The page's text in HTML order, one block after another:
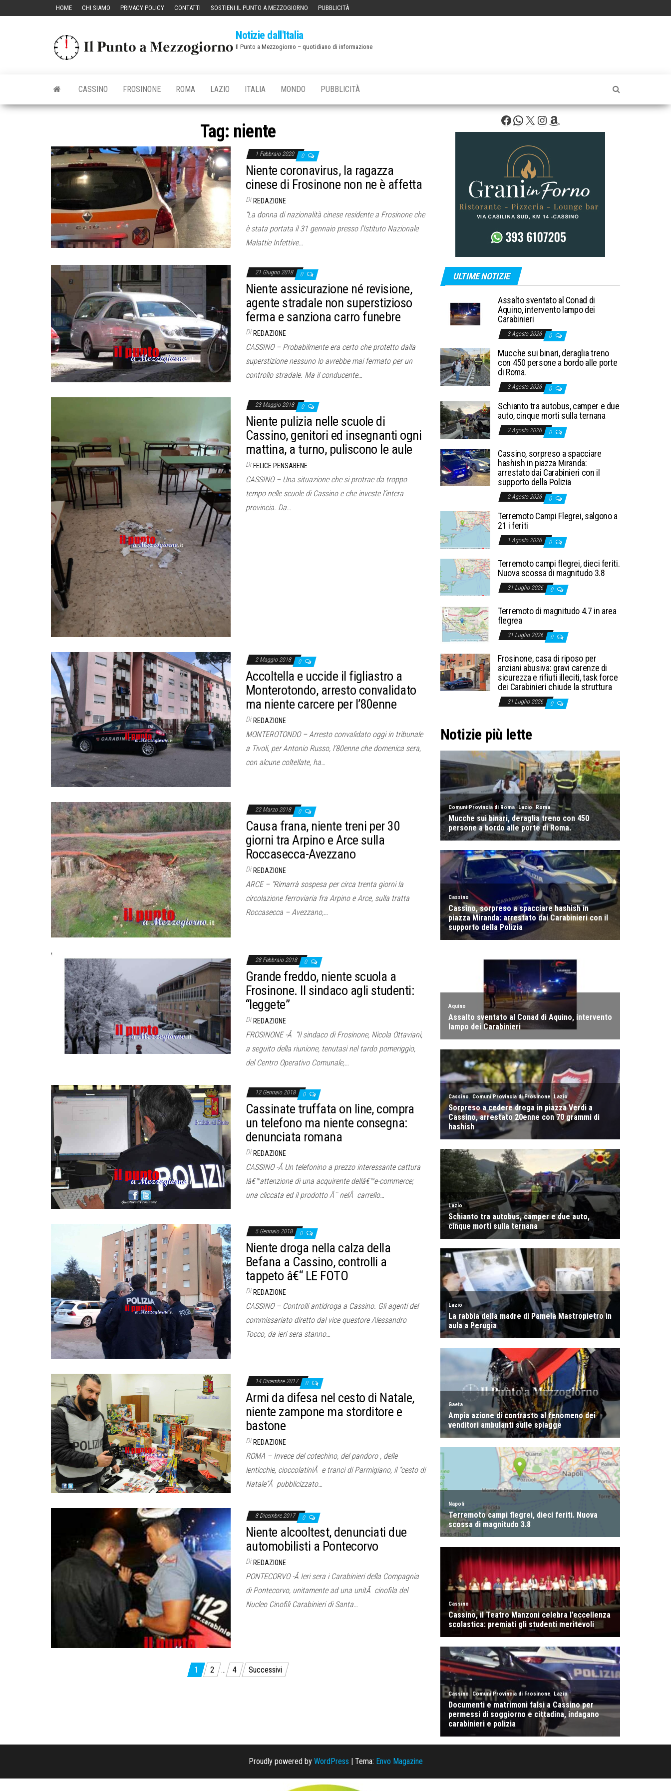
HOME CHI SIAMO PRIVACY POLICY CONTATTI SOSTIENI IL PUNTO A MEZZOGIORNO PUBBLICITÀ
Notizie dall'Italia
Il Punto a Mezzogiorno – quotidiano di informazione
CASSINO FROSINONE ROMA LAZIO ITALIA MONDO PUBBLICITÀ
Tag: niente
1 Febbraio 2020 0
Niente coronavirus, la ragazza
cinese di Frosinone non ne è affetta
Di REDAZIONE
“La donna di nazionalità cinese residente a Frosinone che
è stata portata il 31 gennaio presso l’Istituto Nazionale
Malattie Infettive…
21 Giugno 2018 0
Niente assicurazione né revisione,
agente stradale non superstizioso
ferma e sanziona carro funebre
Di REDAZIONE
CASSINO – Probabilmente era certo che protetto dalla
superstizione nessuno lo avrebbe mai fermato per un
controllo stradale. Ma il conducente…
23 Maggio 2018 0
Niente pulizia nelle scuole di
Cassino, genitori ed insegnanti ogni
mattina, a turno, puliscono le aule
Di FELICE PENSABENE
CASSINO – Una situazione che si protrae da troppo
tempo nelle scuole di Cassino e che investe l’intera
provincia. Da…
2 Maggio 2018 0
Accoltella e uccide il figliastro a
Monterotondo, arresto convalidato
ma niente carcere per l’80enne
Di REDAZIONE
MONTEROTONDO – Arresto convalidato oggi in tribunale
a Tivoli, per Antonio Russo, l’80enne che domenica sera,
con alcune coltellate, ha…
22 Marzo 2018 0
Causa frana, niente treni per 30
giorni tra Arpino e Arce sulla
Roccasecca-Avezzano
Di REDAZIONE
ARCE – “Rimarrà sospesa per circa trenta giorni la
circolazione ferroviaria fra Arpino e Arce, sulla tratta
Roccasecca – Avezzano,…
28 Febbraio 2018 0
Grande freddo, niente scuola a
Frosinone. Il sindaco agli studenti:
“leggete”
Di REDAZIONE
FROSINONE -Â “Il sindaco di Frosinone, Nicola Ottaviani,
a seguito della riunione, tenutasi nel tardo pomeriggio,
del Centro Operativo Comunale,…
12 Gennaio 2018 0
Cassinate truffata on line, compra
un telefono ma niente consegna:
denunciata romana
Di REDAZIONE
CASSINO -Â Un telefonino a prezzo interessante cattura
lâ€™attenzione di una acquirente dellâ€™e-commerce;
una cliccata ed il prodotto Ã¨ nelÂ carrello…
5 Gennaio 2018 0
Niente droga nella calza della
Befana a Cassino, controlli a
tappeto â€“ LE FOTO
Di REDAZIONE
CASSINO – Controlli antidroga a Cassino. Gli agenti del
commissariato diretto dal vice questore Alessandro
Tocco, da ieri sera stanno…
14 Dicembre 2017 0
Armi da difesa nel cesto di Natale,
niente zampone ma storditore e
bastone
Di REDAZIONE
ROMA – Invece del cotechino, del pandoro , delle
lenticchie, cioccolatiniÂ e tranci di Parmigiano, il “cesto di
Natale”Â pubblicizzato…
8 Dicembre 2017 0
Niente alcooltest, denunciati due
automobilisti a Pontecorvo
Di REDAZIONE
PONTECORVO -Â Ieri sera i Carabinieri della Compagnia
di Pontecorvo, unitamente ad una unitÃ cinofila del
Nucleo Cinofili Carabinieri di Santa…
1 2 … 4 Successivi
Facebook
WhatsApp
X Instagram
Amazon
ULTIME NOTIZIE
Assalto sventato al Conad di
Aquino, intervento lampo dei
Carabinieri
3 Agosto 2026 0
Mucche sui binari, deraglia treno
con 450 persone a bordo alle porte
di Roma.
3 Agosto 2026 0
Schianto tra autobus, camper e due
auto, cinque morti sulla ternana
2 Agosto 2026 0
Cassino, sorpreso a spacciare
hashish in piazza Miranda:
arrestato dai Carabinieri con il
supporto della Polizia
2 Agosto 2026 0
Terremoto Campi Flegrei, salgono a
21 i feriti
1 Agosto 2026 0
Terremoto campi flegrei, dieci feriti.
Nuova scossa di magnitudo 3.8
31 Luglio 2026 0
Terremoto di magnitudo 4.7 in area
flegrea
31 Luglio 2026 0
Frosinone, casa di riposo per
anziani abusiva: gravi carenze di
sicurezza e rifiuti illeciti, task force
dei Carabinieri chiude la struttura
31 Luglio 2026 0
Notizie più lette
Proudly powered by WordPress | Tema: Envo Magazine